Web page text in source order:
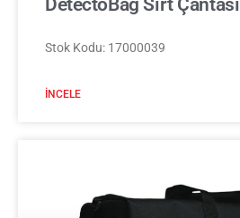
DetectoBag Sırt Çantası
Stok Kodu: 17000039
İNCELE